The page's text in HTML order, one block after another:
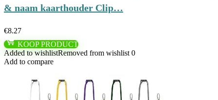
& naam kaarthouder Clip…
€8.27
KOOP PRODUCT
Added to wishlistRemoved from wishlist 0
Add to compare